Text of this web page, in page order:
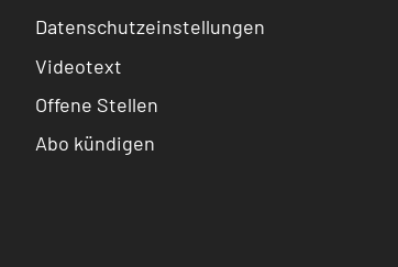
Datenschutzeinstellungen
Videotext
Offene Stellen
Abo kündigen